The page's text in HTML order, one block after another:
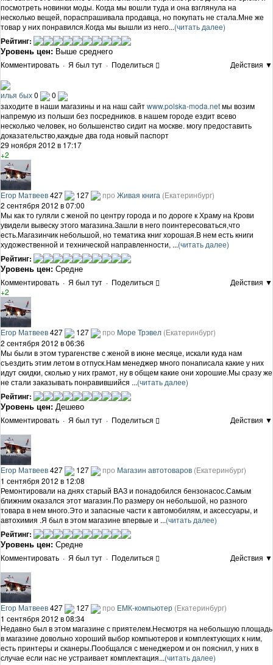
посмотреть новинки моды. Когда мы вошли туда и она взглянула на
несколько вещей, пораспрашивала продавца, но покупать не стала.Мне же
товар у них понравился.Когда мы вышли из него...(читать далее)
Рейтинг:
Уровень цен: Выше среднего
Комментировать · Я был тут · Поделиться Действия ▼
илья бых0
0
заходите в наши магазины и на наш сайтwww.polska-moda.netмы возим
напремую из польши без посредников. в нашем городе ездит всево
несколько человек, но большенство сидит на москве. могу предоставить
доказательство,каждые два года новый паспорт
29 ноября 2012 в 17:17
+2
Егор Матвеев427 127 про Живая книга (Екатеринбург)
2 сентября 2012 в 07:00
Мы как то гуляли с женой по центру города и по дороге к Храму на Крови
увидели вывеску этого магазина.Зашли в него поинтересоваться,что
есть.Магазинчик небольшой, но тематика книг хорошая.В нем есть книги
художественной и технической направленности, ...(читать далее)
Рейтинг:
Уровень цен: Средне
Комментировать · Я был тут · Поделиться
Действия ▼
+2
Егор Матвеев427 127 про Море Трэвел (Екатеринбург)
2 сентября 2012 в 06:36
Мы были в этом турагенстве с женой в июне месяце, искали куда нам
съездить этим летом в отпуск.Нам менеджер много понаписала какие у них
идут скидки, сколько у них грамот, ну в общем какие они хорошие.Мы сразу же
не стали заказывать понравившийся ...(читать далее)
Рейтинг:
Уровень цен: Дешево
Комментировать · Я был тут · Поделиться Действия ▼
Егор Матвеев427 127 про Магазин автотоваров (Екатеринбург)
1 сентября 2012 в 12:08
Ремонтировали на днях старый ВАЗ и понадобился бензонасос.Самым
ближним оказался этот магазин.По размеру он небольшой, но разного
товара в нем много.Это и запасные части к автомобилям, и аксессуары, и
автохимия .Я был в этом магазине впервые и ...(читать далее)
Рейтинг:
Уровень цен: Средне
Комментировать · Я был тут · Поделиться Действия ▼
Егор Матвеев427 127 про ЕМК-компьютер (Екатеринбург)
1 сентября 2012 в 08:34
Недавно был в этом магазине с приятелем.Несмотря на небольшую площадь
в магазине довольно хороший выбор компьютеров и комплектующих к ним,
есть принтеры и сканеры.Пообщался с менеджером и он пояснил, у них в
случае если нас не устраивает комплектация...(читать далее)